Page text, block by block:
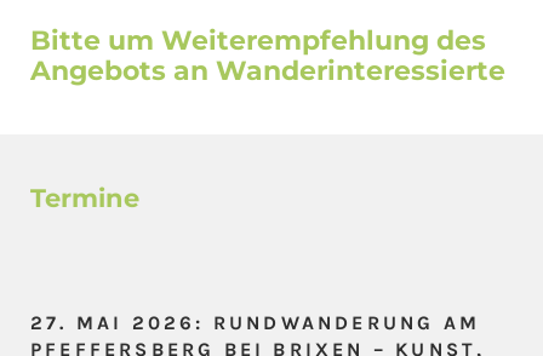
Bitte um Weiterempfehlung des
Angebots an Wanderinteressierte
Termine
27. MAI 2026: RUNDWANDERUNG AM
PFEFFERSBERG BEI BRIXEN – KUNST,